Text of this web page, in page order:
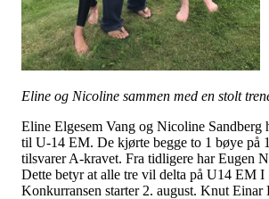
Eline og Nicoline sammen med en stolt
Eline Elgesem Vang og Nicoline Sandberg
til U-14 EM. De kjørte begge to 1 bøye på
tilsvarer A-kravet. Fra tidligere har Eugen
Dette betyr at alle tre vil delta på U14 EM I
Konkurransen starter 2. august. Knut